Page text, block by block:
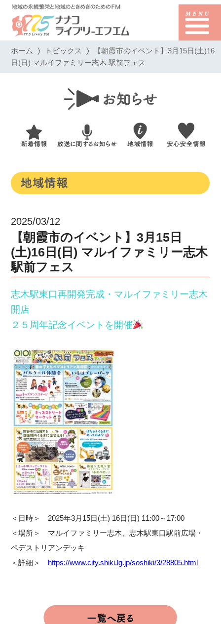
ホーム トピックス 【朝霞市のイベント】3月15日(土)16
日(日) マルイファミリー志木 駅前フェス
2025/03/12
【朝霞市のイベント】3月15日
(土)16日(日) マルイファミリー志木
駅前フェス
志木駅東口再開発完成・マルイファミリー志木
開店
２５周年記念イベントを開催
＜日時＞ 2025年3月15日(土) 16日(日) 11:00～17:00
＜場所＞ マルイファミリー志木、志木駅東口駅前広場・
ペデストリアンデッキ
＜詳細＞ https://www.city.shiki.lg.jp/soshiki/3/28805.html